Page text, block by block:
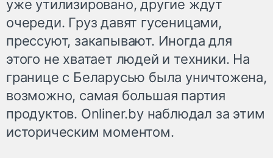
уже утилизировано, другие ждут
очереди. Груз давят гусеницами,
прессуют, закапывают. Иногда для
этого не хватает людей и техники. На
границе с Беларусью была уничтожена,
возможно, самая большая партия
продуктов. Onliner.by наблюдал за этим
историческим моментом.